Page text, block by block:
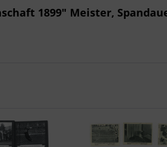
1899" Meister,